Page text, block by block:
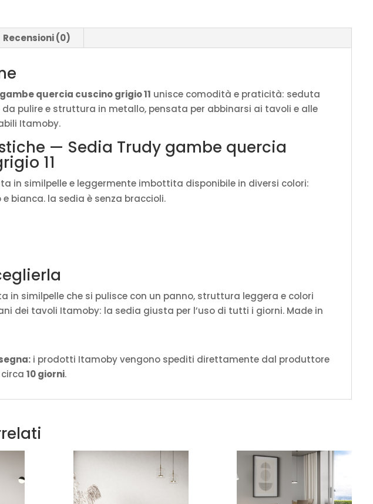
P.52
Recensioni (0)
quercia cuscino grigio 11 unisce comodità e praticità: seduta
pulire e struttura in metallo, pensata per abbinarsi ai tavoli e alle
Itamoby.
— Sedia Trudy gambe quercia
11
in similpelle e leggermente imbottita disponibile in diversi colori:
bianca. la sedia è senza braccioli.
in similpelle che si pulisce con un panno, struttura leggera e colori
dei tavoli Itamoby: la sedia giusta per l’uso di tutti i giorni. Made in
i prodotti Itamoby vengono spediti direttamente dal produttore
circa10 giorni.